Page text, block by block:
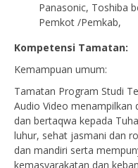
Panasonic, Toshiba
Pemkot /Pemkab,
Kompetensi Tamatan:
Kemampuan umum:
Tamatan Program Studi
Audio Video menampilkan
dan bertaqwa kepada
luhur, sehat jasmani dan
dan mandiri serta
kemasyarakatan dan